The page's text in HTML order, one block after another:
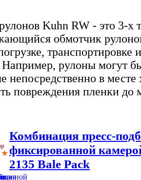
Kuhn RW - это 3-х
обмотчик
транспортировке
рулоны могут
непосредственно в месте
повреждения пленки до
Комбинация пресс-
фиксированной
2135 Bale Pack